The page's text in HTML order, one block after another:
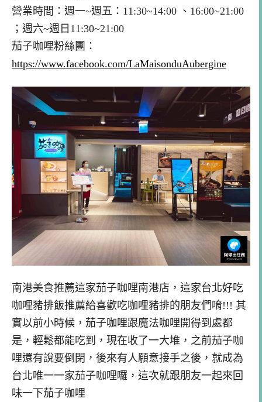
營業時間：週一~週五：11:30~14:00 、16:00~21:00
；週六~週日11:30~21:00
茄子咖哩粉絲團：
https://www.facebook.com/LaMaisonduAubergine
南港美食推薦這家茄子咖哩南港店，這家台北好吃
咖哩豬排飯推薦給喜歡吃咖哩豬排的朋友們唷!!! 其
實以前小時候，茄子咖哩跟魔法咖哩開得到處都
是，輕鬆都能吃到，現在收了一大堆，之前茄子咖
哩還有說要倒閉，後來有人願意接手之後，就成為
台北唯一一家茄子咖哩囉，這次就跟朋友一起來回
味一下茄子咖哩